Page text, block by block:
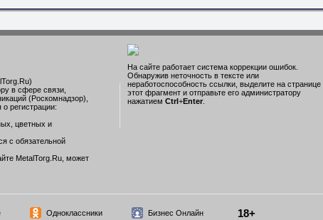
в сфере связи,
(Роскомнадзор),
регистрации:
цветных и
с обязательной
MetalTorg.Ru, может
На сайте работает система коррекции ошибок.
Обнаружив неточность в тексте или
неработоспособность ссылки, выделите на странице
этот фрагмент и отправьте его администратору
нажатием Ctrl+Enter
Одноклассники Бизнес Онлайн 18+